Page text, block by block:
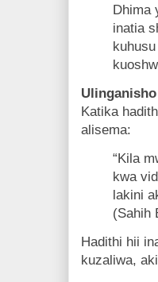
Dhima
inatia
Katika
alisema:
“Kila
kwa
lakini
(Sahih
Hadithi hii
kuzaliwa,